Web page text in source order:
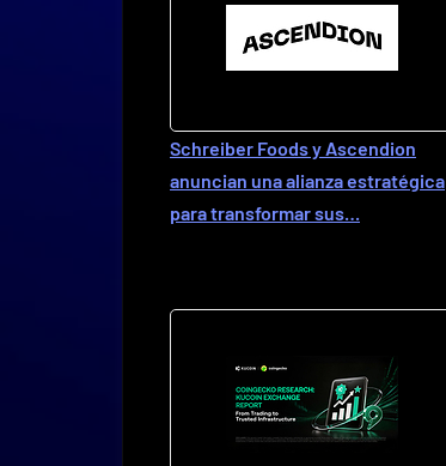
Schreiber Foods y Ascendion
anuncian una alianza estratégica
para transformar sus…